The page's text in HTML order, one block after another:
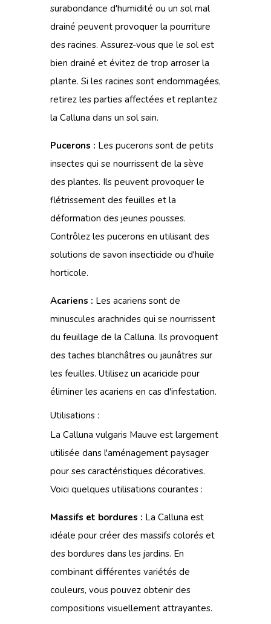
surabondance d'humidité ou un sol mal
drainé peuvent provoquer la pourriture
des racines. Assurez-vous que le sol est
bien drainé et évitez de trop arroser la
plante. Si les racines sont endommagées,
retirez les parties affectées et replantez
la Calluna dans un sol sain.
Pucerons : Les pucerons sont de petits
insectes qui se nourrissent de la sève
des plantes. Ils peuvent provoquer le
flétrissement des feuilles et la
déformation des jeunes pousses.
Contrôlez les pucerons en utilisant des
solutions de savon insecticide ou d'huile
horticole.
Acariens : Les acariens sont de
minuscules arachnides qui se nourrissent
du feuillage de la Calluna. Ils provoquent
des taches blanchâtres ou jaunâtres sur
les feuilles. Utilisez un acaricide pour
éliminer les acariens en cas d'infestation.
Utilisations :
La Calluna vulgaris Mauve est largement
utilisée dans l'aménagement paysager
pour ses caractéristiques décoratives.
Voici quelques utilisations courantes :
Massifs et bordures : La Calluna est
idéale pour créer des massifs colorés et
des bordures dans les jardins. En
combinant différentes variétés de
couleurs, vous pouvez obtenir des
compositions visuellement attrayantes.